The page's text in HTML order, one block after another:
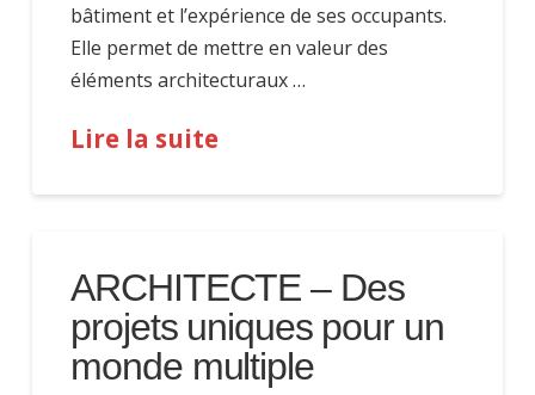
bâtiment et l’expérience de ses occupants.
Elle permet de mettre en valeur des
éléments architecturaux …
Lire la suite
ARCHITECTE – Des
projets uniques pour un
monde multiple